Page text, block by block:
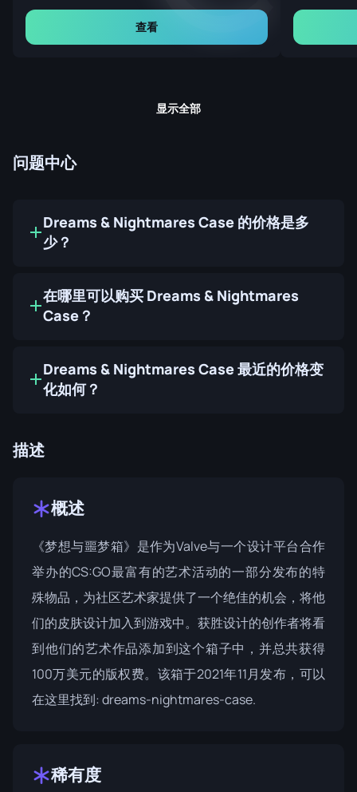
查看
显示全部
问题中心
Dreams & Nightmares Case 的价格是多
少？
在哪里可以购买 Dreams & Nightmares
Case？
Dreams & Nightmares Case 最近的价格变
化如何？
描述
概述
《梦想与噩梦箱》是作为Valve与一个设计平台合作
举办的CS:GO最富有的艺术活动的一部分发布的特
殊物品，为社区艺术家提供了一个绝佳的机会，将他
们的皮肤设计加入到游戏中。获胜设计的创作者将看
到他们的艺术作品添加到这个箱子中，并总共获得
100万美元的版权费。该箱于2021年11月发布，可以
在这里找到: dreams-nightmares-case.
稀有度